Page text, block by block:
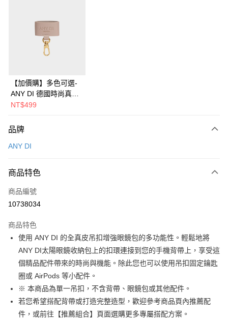
3 期 0 利率 每期
合作金庫商業銀行
華南商業銀行
上海商業儲蓄銀行
臺灣中小企業銀行
匯豐（台灣）商業銀行
聯邦商業銀行
元大商業銀行
台新國際商業銀行
台灣樂天信用卡公司
6 期 0 利率 每期
合作金庫商業銀行
國泰世華商業銀行
臺灣中小企業銀行
匯豐（台灣）商業銀行
元大商業銀行
玉山商業銀行
台新國際商業銀行
Apple Pay
街口支付
Google Pay
ATM付款
運送方式
宅配
每筆NT$100，滿NT$999(含以上)免運費
付款後門市自取
免運費
【加價購】多色可選-
ANY DI 德國時尚真皮
多功能吊扣
NT$499
品牌
ANY DI
商品特色
商品編號
10738034
商品特色
使用 ANY DI 的全真皮吊扣增強眼鏡包的多功能性。輕鬆地將
ANY DI太陽眼鏡收納包上的扣環連接到您的手機背帶上，享受這
個精品配件帶來的時尚與機能。除此您也可以使用吊扣固定鑰匙
圈或 AirPods 等小配件。
※ 本商品為單一吊扣，不含背帶、眼鏡包或其他配件。
若您希望搭配背帶或打造完整造型，歡迎參考商品頁內推薦配
件，或前往【推薦組合】頁面選購更多專屬搭配方案。